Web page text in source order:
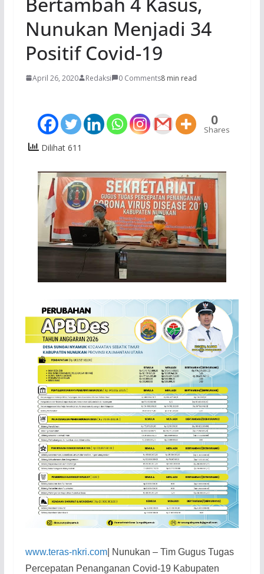
Nunukan Menjadi 34
Positif Covid-19
April 26, 2020 Redaksi 0 Comments8 min read
0
Shares
Dilihat 611
www.teras-nkri.com| Nunukan – Tim Gugus Tugas
Percepatan Penanganan Covid-19 Kabupaten